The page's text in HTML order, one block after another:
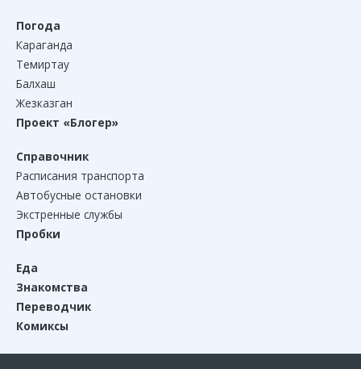
Погода
Караганда
Темиртау
Балхаш
Жезказган
Проект «Блогер»
Справочник
Расписания транспорта
Автобусные остановки
Экстренные службы
Пробки
Еда
Знакомства
Переводчик
Комиксы